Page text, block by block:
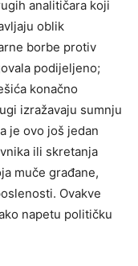
analitičara koji
oblik
borbe protiv
podijeljeno;
konačno
izražavaju sumnju
je ovo još jedan
ili skretanja
muče građane,
Ovakve
napetu političku